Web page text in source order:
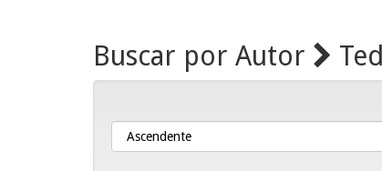
Buscar por Autor